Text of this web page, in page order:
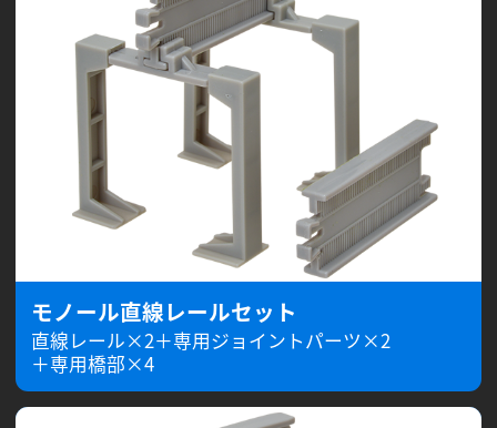
モノール直線レールセット
直線レール×2＋専用ジョイントパーツ×2
＋専用橋部×4